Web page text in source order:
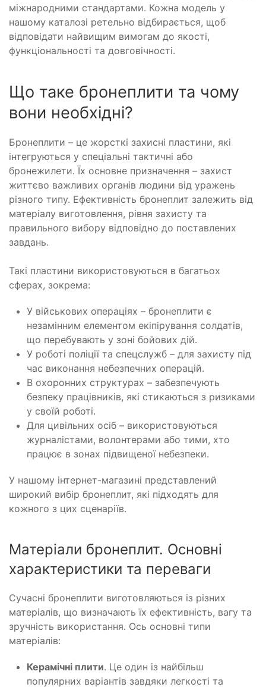
міжнародними стандартами. Кожна модель у
нашому каталозі ретельно відбирається, щоб
відповідати найвищим вимогам до якості,
функціональності та довговічності.
Що таке бронеплити та чому
вони необхідні?
Бронеплити – це жорсткі захисні пластини, які
інтегруються у спеціальні тактичні або
бронежилети. Їх основне призначення – захист
життєво важливих органів людини від уражень
різного типу. Ефективність бронеплит залежить від
матеріалу виготовлення, рівня захисту та
правильного вибору відповідно до поставлених
завдань.
Такі пластини використовуються в багатьох
сферах, зокрема:
У військових операціях – бронеплити є
незамінним елементом екіпірування солдатів,
що перебувають у зоні бойових дій.
У роботі поліції та спецслужб – для захисту під
час виконання небезпечних операцій.
В охоронних структурах – забезпечують
безпеку працівників, які стикаються з ризиками
у своїй роботі.
Для цивільних осіб – використовуються
журналістами, волонтерами або тими, хто
працює в зонах підвищеної небезпеки.
У нашому інтернет-магазині представлений
широкий вибір бронеплит, які підходять для
кожного з цих сценаріїв.
Матеріали бронеплит. Основні
характеристики та переваги
Сучасні бронеплити виготовляються із різних
матеріалів, що визначають їх ефективність, вагу та
зручність використання. Ось основні типи
матеріалів:
Керамічні плити. Це один із найбільш
популярних варіантів завдяки легкості та